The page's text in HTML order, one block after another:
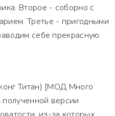
Второе - соборно с
Третье - пригодными
себе прекрасную
Титан) [МОД Много
версии